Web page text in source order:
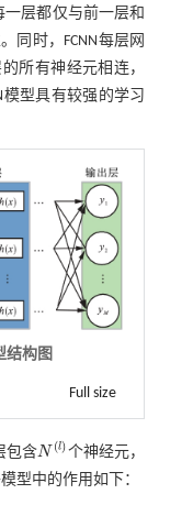
层都仅与前一层和
同时，FCNN每层网
所有神经元相连，
模型具有较强的学习
结构图
Full size
包含N (l)
N( l) 个神经元，
型中的作用如下：